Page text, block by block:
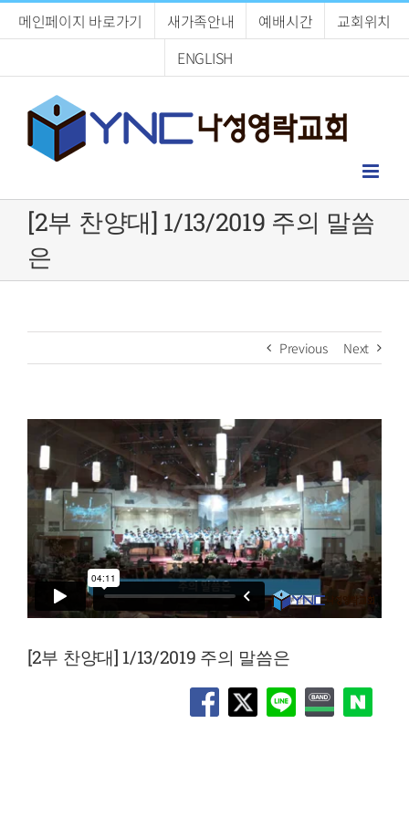
메인페이지 바로가기 새가족안내 예배시간
교회위치
ENGLISH
[2부 찬양대] 1/13/2019 주의 말씀
은
Previous Next
[2부 찬양대] 1/13/2019 주의 말씀은